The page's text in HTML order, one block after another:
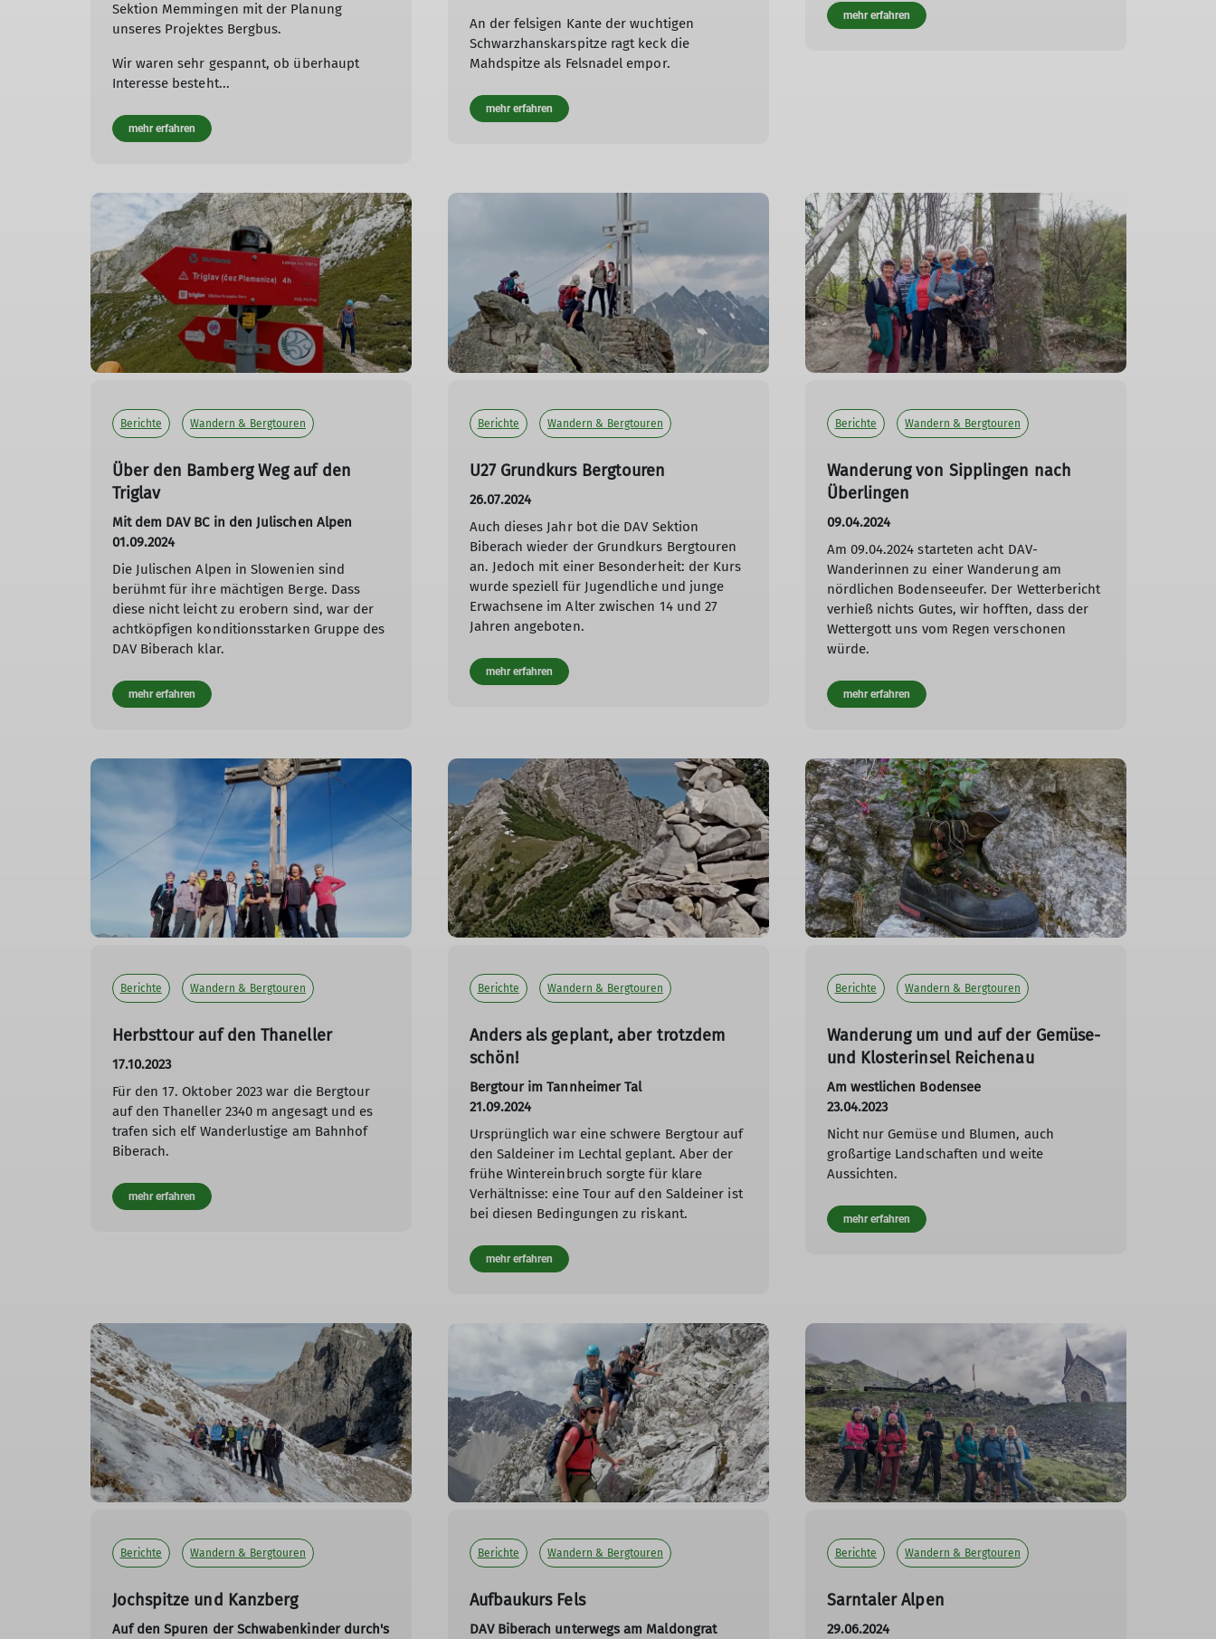
Sektion Memmingen mit der Planung
unseres Projektes Bergbus.
Wir waren sehr gespannt, ob überhaupt
Interesse besteht...
mehr erfahren
An der felsigen Kante der wuchtigen
Schwarzhanskarspitze ragt keck die
Mahdspitze als Felsnadel empor.
mehr erfahren
mehr erfahren
Berichte Wandern & Bergtouren
Über den Bamberg Weg auf den
Triglav
Mit dem DAV BC in den Julischen Alpen
01.09.2024
Die Julischen Alpen in Slowenien sind
berühmt für ihre mächtigen Berge. Dass
diese nicht leicht zu erobern sind, war der
achtköpfigen konditionsstarken Gruppe des
DAV Biberach klar.
mehr erfahren
Berichte Wandern & Bergtouren
U27 Grundkurs Bergtouren
26.07.2024
Auch dieses Jahr bot die DAV Sektion
Biberach wieder der Grundkurs Bergtouren
an. Jedoch mit einer Besonderheit: der Kurs
wurde speziell für Jugendliche und junge
Erwachsene im Alter zwischen 14 und 27
Jahren angeboten.
mehr erfahren
Berichte Wandern & Bergtouren
Wanderung von Sipplingen nach
Überlingen
09.04.2024
Am 09.04.2024 starteten acht DAV-
Wanderinnen zu einer Wanderung am
nördlichen Bodenseeufer. Der Wetterbericht
verhieß nichts Gutes, wir hofften, dass der
Wettergott uns vom Regen verschonen
würde.
mehr erfahren
Berichte Wandern & Bergtouren
Herbsttour auf den Thaneller
17.10.2023
Für den 17. Oktober 2023 war die Bergtour
auf den Thaneller 2340 m angesagt und es
trafen sich elf Wanderlustige am Bahnhof
Biberach.
mehr erfahren
Berichte Wandern & Bergtouren
Anders als geplant, aber trotzdem
schön!
Bergtour im Tannheimer Tal
21.09.2024
Ursprünglich war eine schwere Bergtour auf
den Saldeiner im Lechtal geplant. Aber der
frühe Wintereinbruch sorgte für klare
Verhältnisse: eine Tour auf den Saldeiner ist
bei diesen Bedingungen zu riskant.
mehr erfahren
Berichte Wandern & Bergtouren
Wanderung um und auf der Gemüse-
und Klosterinsel Reichenau
Am westlichen Bodensee
23.04.2023
Nicht nur Gemüse und Blumen, auch
großartige Landschaften und weite
Aussichten.
mehr erfahren
Berichte Wandern & Bergtouren
Jochspitze und Kanzberg
Auf den Spuren der Schwabenkinder durch's
Berichte Wandern & Bergtouren
Aufbaukurs Fels
DAV Biberach unterwegs am Maldongrat
Berichte Wandern & Bergtouren
Sarntaler Alpen
29.06.2024